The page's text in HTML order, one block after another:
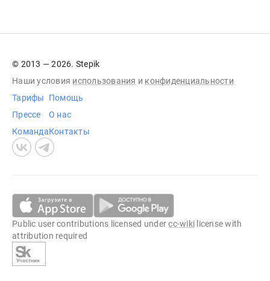
© 2013 — 2026. Stepik
Наши условия использования и конфиденциальности
Тарифы
Прессе
Команда
Помощь
О нас
Контакты
Public user contributions licensed undercc-wiki license with
attribution required